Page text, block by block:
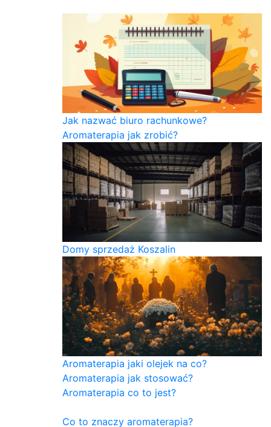
Jak nazwać biuro rachunkowe?
Aromaterapia jak zrobić?
Domy sprzedaż Koszalin
Aromaterapia jaki olejek na co?
Aromaterapia jak stosować?
Aromaterapia co to jest?
Co to znaczy aromaterapia?